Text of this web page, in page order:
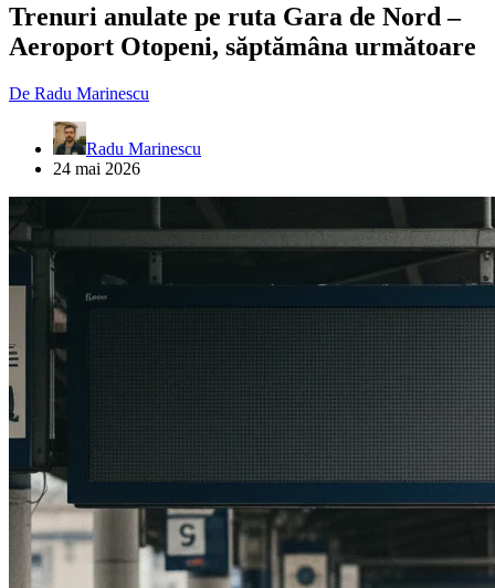
Trenuri anulate pe ruta Gara de Nord –
Aeroport Otopeni, săptămâna următoare
De Radu Marinescu
Radu Marinescu
24 mai 2026